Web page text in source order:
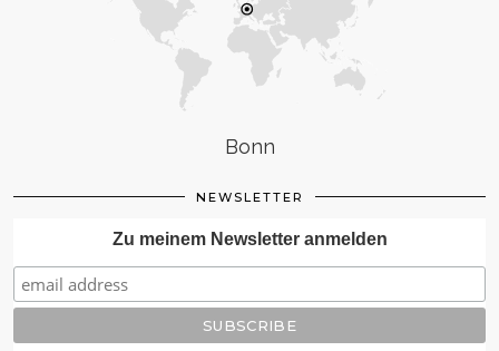
Bonn
NEWSLETTER
Zu meinem Newsletter anmelden